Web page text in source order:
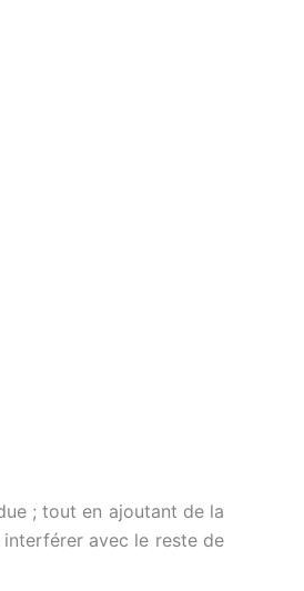
; tout en ajoutant de la
avec le reste de